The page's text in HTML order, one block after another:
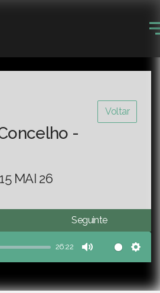
Voltar
-
MAI 26
Seguinte
26:22
Mute